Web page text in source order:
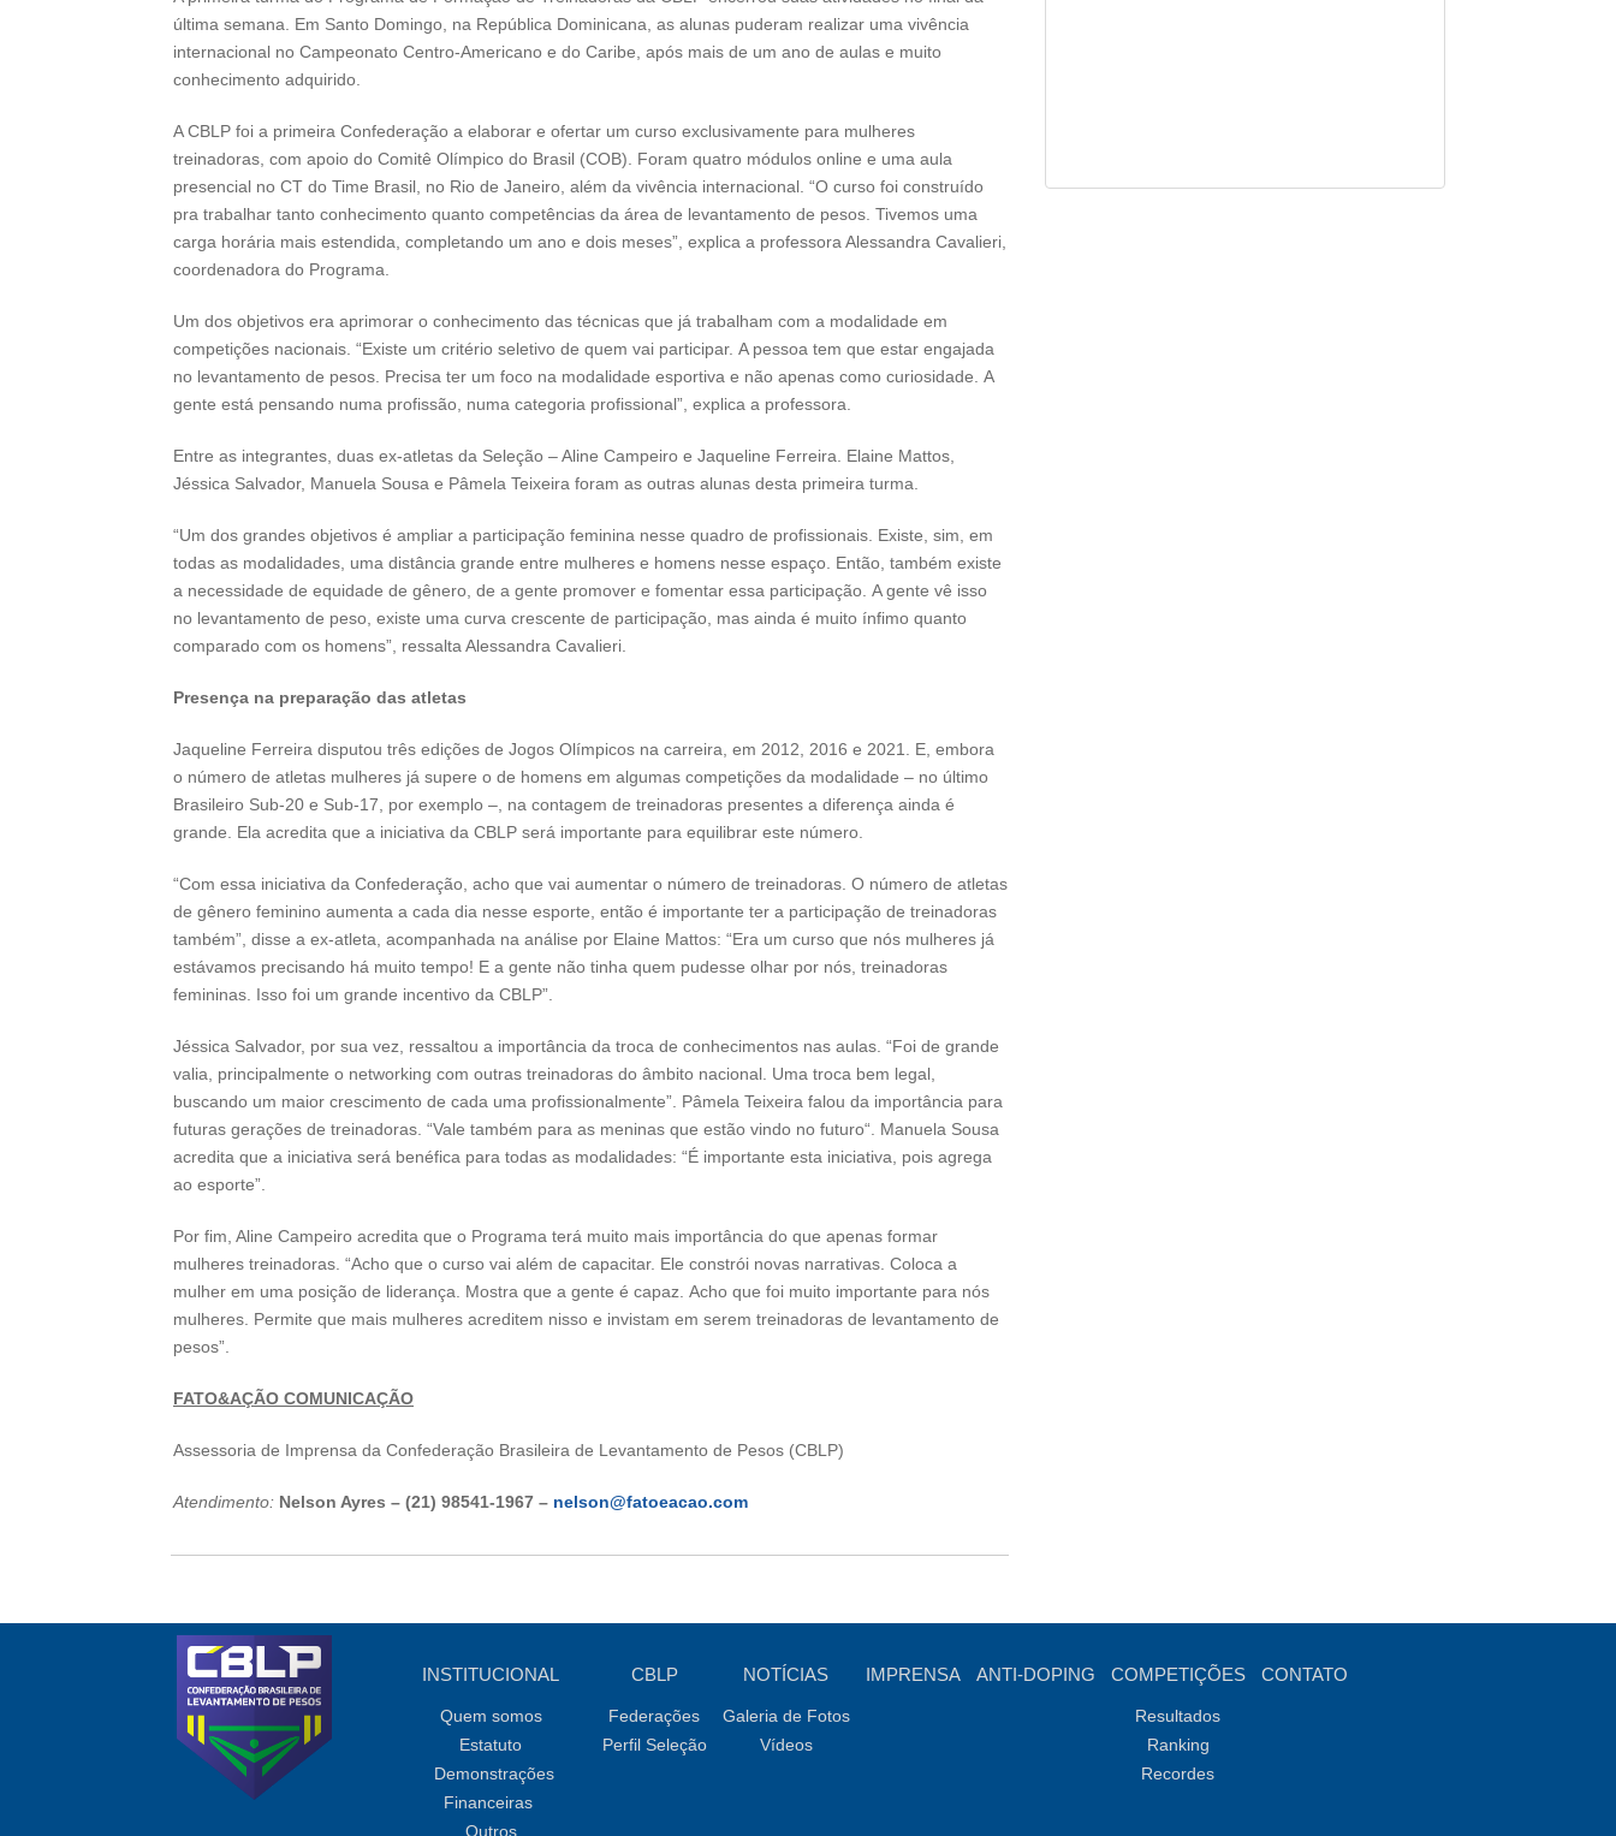
última semana. Em Santo Domingo, na República Dominicana, as alunas puderam realizar uma vivência
internacional no Campeonato Centro-Americano e do Caribe, após mais de um ano de aulas e muito
conhecimento adquirido.
A CBLP foi a primeira Confederação a elaborar e ofertar um curso exclusivamente para mulheres
treinadoras, com apoio do Comitê Olímpico do Brasil (COB). Foram quatro módulos online e uma aula
presencial no CT do Time Brasil, no Rio de Janeiro, além da vivência internacional. “O curso foi construído
pra trabalhar tanto conhecimento quanto competências da área de levantamento de pesos. Tivemos uma
carga horária mais estendida, completando um ano e dois meses”, explica a professora Alessandra Cavalieri,
coordenadora do Programa.
Um dos objetivos era aprimorar o conhecimento das técnicas que já trabalham com a modalidade em
competições nacionais. “Existe um critério seletivo de quem vai participar. A pessoa tem que estar engajada
no levantamento de pesos. Precisa ter um foco na modalidade esportiva e não apenas como curiosidade. A
gente está pensando numa profissão, numa categoria profissional”, explica a professora.
Entre as integrantes, duas ex-atletas da Seleção – Aline Campeiro e Jaqueline Ferreira. Elaine Mattos,
Jéssica Salvador, Manuela Sousa e Pâmela Teixeira foram as outras alunas desta primeira turma.
“Um dos grandes objetivos é ampliar a participação feminina nesse quadro de profissionais. Existe, sim, em
todas as modalidades, uma distância grande entre mulheres e homens nesse espaço. Então, também existe
a necessidade de equidade de gênero, de a gente promover e fomentar essa participação. A gente vê isso
no levantamento de peso, existe uma curva crescente de participação, mas ainda é muito ínfimo quanto
comparado com os homens”, ressalta Alessandra Cavalieri.
Presença na preparação das atletas
Jaqueline Ferreira disputou três edições de Jogos Olímpicos na carreira, em 2012, 2016 e 2021. E, embora
o número de atletas mulheres já supere o de homens em algumas competições da modalidade – no último
Brasileiro Sub-20 e Sub-17, por exemplo –, na contagem de treinadoras presentes a diferença ainda é
grande. Ela acredita que a iniciativa da CBLP será importante para equilibrar este número.
“Com essa iniciativa da Confederação, acho que vai aumentar o número de treinadoras. O número de atletas
de gênero feminino aumenta a cada dia nesse esporte, então é importante ter a participação de treinadoras
também”, disse a ex-atleta, acompanhada na análise por Elaine Mattos: “Era um curso que nós mulheres já
estávamos precisando há muito tempo! E a gente não tinha quem pudesse olhar por nós, treinadoras
femininas. Isso foi um grande incentivo da CBLP”.
Jéssica Salvador, por sua vez, ressaltou a importância da troca de conhecimentos nas aulas. “Foi de grande
valia, principalmente o networking com outras treinadoras do âmbito nacional. Uma troca bem legal,
buscando um maior crescimento de cada uma profissionalmente”. Pâmela Teixeira falou da importância para
futuras gerações de treinadoras. “Vale também para as meninas que estão vindo no futuro“. Manuela Sousa
acredita que a iniciativa será benéfica para todas as modalidades: “É importante esta iniciativa, pois agrega
ao esporte”.
Por fim, Aline Campeiro acredita que o Programa terá muito mais importância do que apenas formar
mulheres treinadoras. “Acho que o curso vai além de capacitar. Ele constrói novas narrativas. Coloca a
mulher em uma posição de liderança. Mostra que a gente é capaz. Acho que foi muito importante para nós
mulheres. Permite que mais mulheres acreditem nisso e invistam em serem treinadoras de levantamento de
pesos”.
FATO&AÇÃO COMUNICAÇÃO
Assessoria de Imprensa da Confederação Brasileira de Levantamento de Pesos (CBLP)
Atendimento: Nelson Ayres – (21) 98541-1967 – nelson@fatoeacao.com
INSTITUCIONAL
Quem somos
Estatuto
Demonstrações
Financeiras
Outros
CBLP
Federações
Perfil Seleção
NOTÍCIAS
Galeria de Fotos
Vídeos
IMPRENSA ANTI-DOPING COMPETIÇÕES
Resultados
Ranking
Recordes
CONTATO